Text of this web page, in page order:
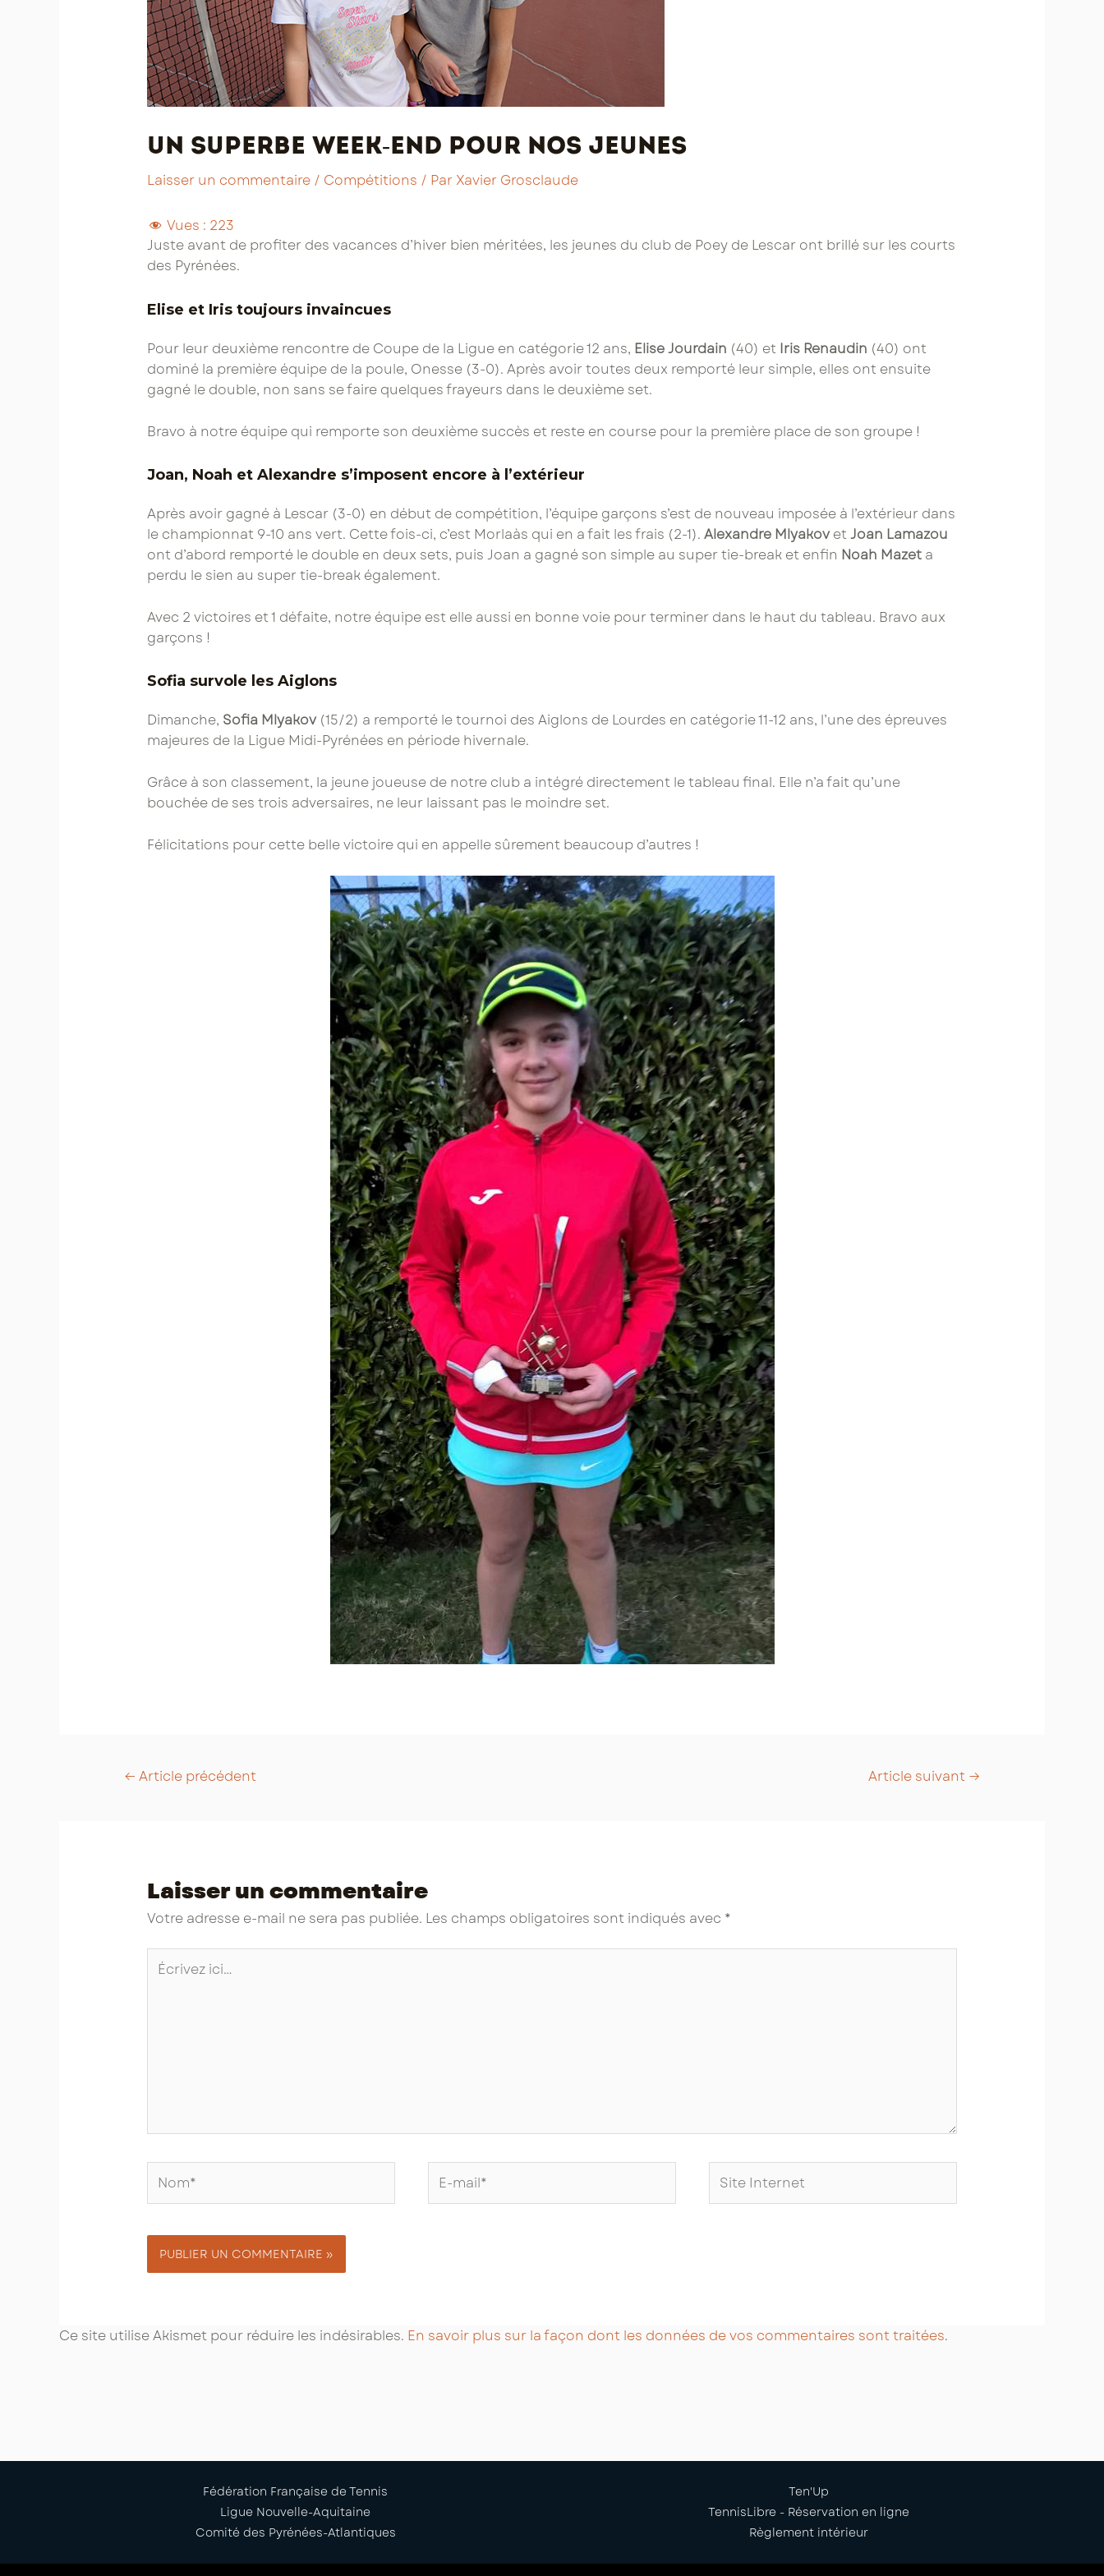
Un superbe week-end pour nos jeunes
Laisser un commentaire / Compétitions / Par Xavier Grosclaude
Vues : 223
Juste avant de profiter des vacances d’hiver bien méritées, les jeunes du club de Poey de Lescar ont brillé sur les courts
des Pyrénées.
Elise et Iris toujours invaincues
Pour leur deuxième rencontre de Coupe de la Ligue en catégorie 12 ans, Elise Jourdain (40) et Iris Renaudin (40) ont
dominé la première équipe de la poule, Onesse (3-0). Après avoir toutes deux remporté leur simple, elles ont ensuite
gagné le double, non sans se faire quelques frayeurs dans le deuxième set.
Bravo à notre équipe qui remporte son deuxième succès et reste en course pour la première place de son groupe !
Joan, Noah et Alexandre s’imposent encore à l’extérieur
Après avoir gagné à Lescar (3-0) en début de compétition, l’équipe garçons s’est de nouveau imposée à l’extérieur dans
le championnat 9-10 ans vert. Cette fois-ci, c’est Morlaàs qui en a fait les frais (2-1). Alexandre MlyakovetJoan Lamazou
ont d’abord remporté le double en deux sets, puis Joan a gagné son simple au super tie-break et enfin Noah Mazeta
perdu le sien au super tie-break également.
Avec 2 victoires et 1 défaite, notre équipe est elle aussi en bonne voie pour terminer dans le haut du tableau. Bravo aux
garçons !
Sofia survole les Aiglons
Dimanche, Sofia Mlyakov(15/2) a remporté le tournoi des Aiglons de Lourdes en catégorie 11-12 ans, l’une des épreuves
majeures de la Ligue Midi-Pyrénées en période hivernale.
Grâce à son classement, la jeune joueuse de notre club a intégré directement le tableau final. Elle n’a fait qu’une
bouchée de ses trois adversaires, ne leur laissant pas le moindre set.
Félicitations pour cette belle victoire qui en appelle sûrement beaucoup d’autres !
Post← Article précédent Article suivant →
Laisser un commentaire
Votre adresse e-mail ne sera pas publiée. Les champs obligatoires sont indiqués avec *
Écrivez
ici…
mail*
Internet
Ce site utilise Akismet pour réduire les indésirables. En savoir plus sur la façon dont les données de vos commentaires sont traitées.
Fédération Française de Tennis
Ligue Nouvelle-Aquitaine
Comité des Pyrénées-Atlantiques
Ten'Up
TennisLibre - Réservation en ligne
Règlement intérieur